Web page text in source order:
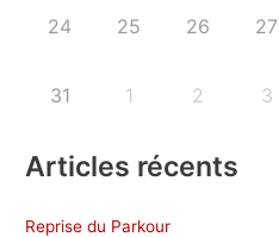
24 25 26 27
31 1 2 3
Articles récents
Reprise du Parkour